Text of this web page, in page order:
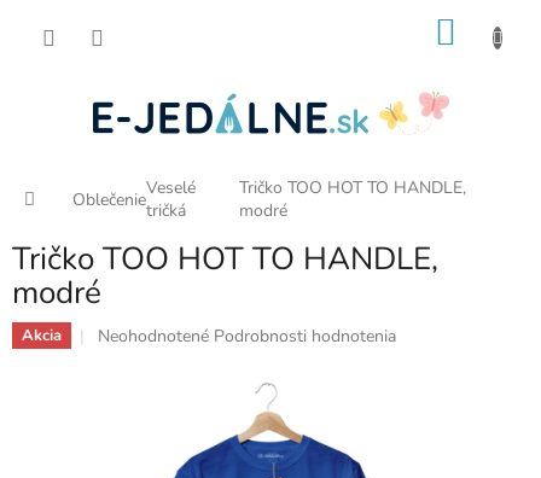
Domov
OblečenieVeselé
tričká
Tričko TOO HOT TO HANDLE,
modré
Tričko TOO HOT TO HANDLE,
modré
Akcia
Priemerné
Neohodnotené Podrobnosti hodnotenia